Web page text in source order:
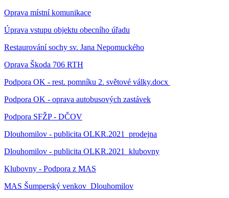
Oprava místní komunikace
Úprava vstupu objektu obecního úřadu
Restaurování sochy sv. Jana Nepomuckého
Oprava Škoda 706 RTH
Podpora OK - rest. pomníku 2. světové války.docx
Podpora OK - oprava autobusových zastávek
Podpora SFŽP - DČOV
Dlouhomilov - publicita OLKR.2021_prodejna
Dlouhomilov - publicita OLKR.2021_klubovny
Klubovny - Podpora z MAS
MAS Šumperský venkov_Dlouhomilov